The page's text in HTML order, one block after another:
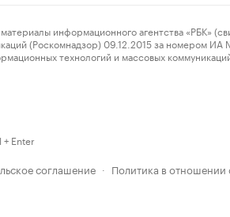
информационного агентства «РБК»
(Роскомнадзор) 09.12.2015 за номером
технологий и массовых
Enter
соглашение · Политика в